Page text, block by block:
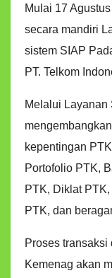
Mulai 17
secara mandiri
sistem SIAP
PT. Telkom
Melalui Layanan
kepentingan
Portofolio PTK,
PTK, Diklat
PTK, dan
Proses
Kemenag akan